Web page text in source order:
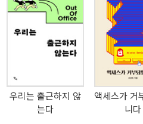
한 사실이다. 독일의 저널리스트 테
해 ‘시간’을 화두로 우리 사회에 긴
는데 왜 우리는 더 많이 일하는가?
봄을 떠넘기고 여유를 얻는 한편,
건 정당한가? 가족과 함께하는 시간
가정의 양립은 가능한가? 대체 왜
는가? 그녀의 물음과 분석, 그리고
치 등 우리 삶의 토대를 근본적으로 뒤흔든다. 양극화,
우리는 출근하지 않
는다
액세스가 거
니다